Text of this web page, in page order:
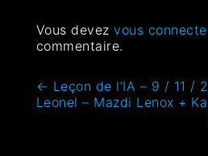
Vous devezvous
commentaire.
← Leçon de l’IA – 9 / 11 /
Leonel – Mazdi Lenox +